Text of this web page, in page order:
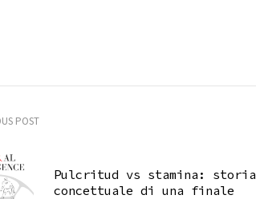
POST
Pulcritud vs stamina: storia
concettuale di una finale